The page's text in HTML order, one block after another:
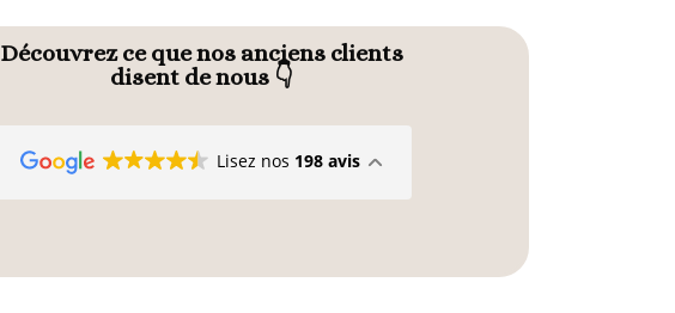
Découvrez ce que nos anciens clients
disent de nous 👇
Lisez nos 198 avis